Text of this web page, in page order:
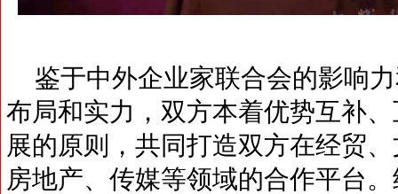
鉴于中外企业家联合会的影响
布局和实力，双方本着优势互补
展的原则，共同打造双方在经贸
房地产、传媒等领域的合作平台